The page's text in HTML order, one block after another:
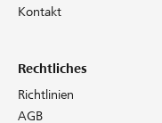
Kontakt
Rechtliches
Richtlinien
AGB